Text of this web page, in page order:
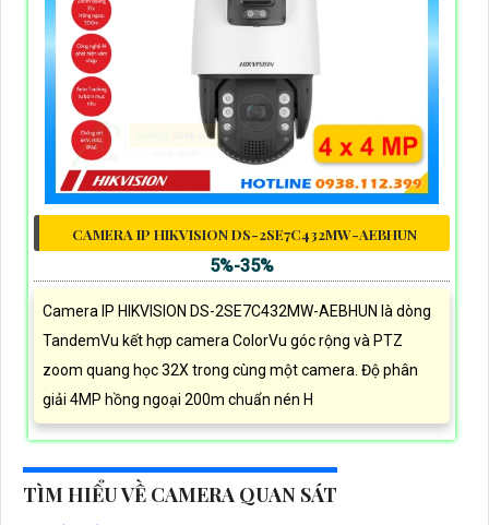
CAMERA IP HIKVISION DS-2SE7C432MW-AEBHUN
5%-35%
Camera IP HIKVISION DS-2SE7C432MW-AEBHUN là dòng
TandemVu kết hợp camera ColorVu góc rộng và PTZ
zoom quang học 32X trong cùng một camera. Độ phân
giải 4MP hồng ngoại 200m chuẩn nén H
TÌM HIỂU VỀ CAMERA QUAN SÁT